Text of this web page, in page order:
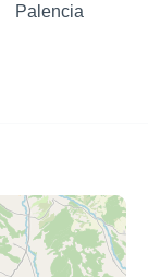
Palencia